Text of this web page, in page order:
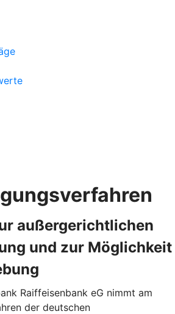
außergerichtlichen
und zur Möglichkeit
Raiffeisenbank eG nimmt am
der deutschen